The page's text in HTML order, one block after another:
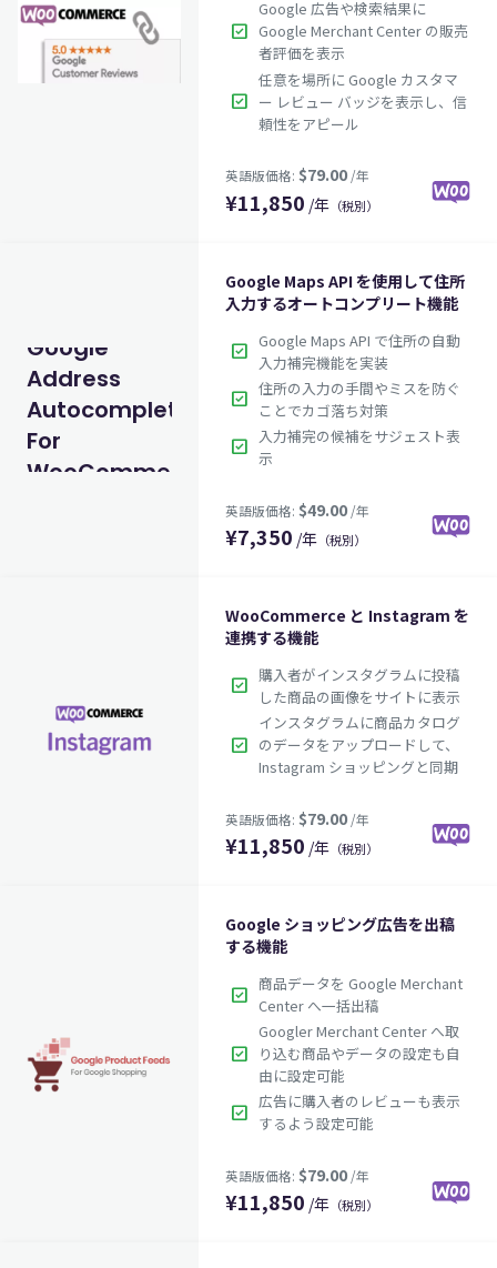
check_box
Google 広告や検索結果に
Google Merchant Center の販売
者評価を表示
check_box
任意を場所に Google カスタマ
ー レビュー バッジを表示し、信
頼性をアピール
英語版価格:
¥11,850 /年 （税別）
Google
Address
Autocomplete
For
WooCommerce
Google Maps API を使用して住所
入力するオートコンプリート機能
check_box Google Maps API で住所の自動
入力補完機能を実装
check_box 住所の入力の手間やミスを防ぐ
ことでカゴ落ち対策
check_box 入力補完の候補をサジェスト表
示
英語版価格: $49.00
¥7,350 /年 （税別）
WooCommerce と Instagram を
連携する機能
check_box 購入者がインスタグラムに投稿
した商品の画像をサイトに表示
check_box
インスタグラムに商品カタログ
のデータをアップロードして、
Instagram ショッピングと同期
英語版価格:$79.00
¥11,850 /年 （税別）
Google ショッピング広告を出稿
する機能
check_box 商品データを Google Merchant
Center へ一括出稿
check_box
Googler Merchant Center へ取
り込む商品やデータの設定も自
由に設定可能
check_box 広告に購入者のレビューも表示
するよう設定可能
¥11,850 /年 （税別）